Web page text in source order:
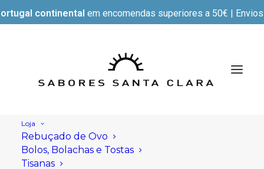
continental em encomendas superiores a 50€ |
Loja
Rebuçado de Ovo
Bolos, Bolachas e Tostas
Tisanas